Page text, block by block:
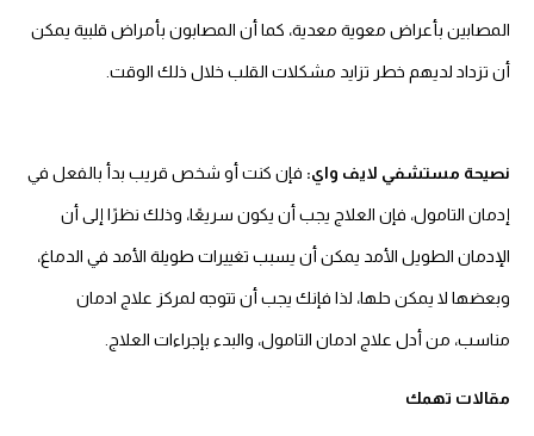
المصابين بأعراض معوية معدية، كما أن المصابون بأمراض قلبية يمكن
أن تزداد لديهم خطر تزايد مشكلات القلب خلال ذلك الوقت.
نصيحة مستشفي لايف واي: فإن كنت أو شخص قريب بدأ بالفعل في
إدمان التامول، فإن العلاج يجب أن يكون سريعًا، وذلك نظرًا إلى أن
الإدمان الطويل الأمد يمكن أن يسبب تغييرات طويلة الأمد في الدماغ،
وبعضها لا يمكن حلها، لذا فإنك يجب أن تتوجه لمركز علاج ادمان
مناسب، من أدل علاج ادمان التامول، والبدء بإجراءات العلاج.
مقالات تهمك